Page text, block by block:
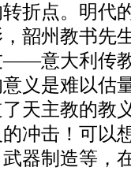
折点。明代
韶州教书先
——意大利传
义是难以估
天主教的教
冲击！可以
器制造等，